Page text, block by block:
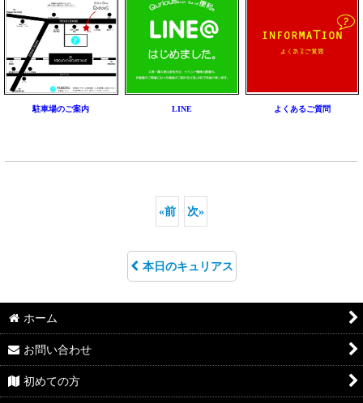
駐車場のご案内 LINE よくあるご質問
«前 次»
本日のキュリアス
ホーム
お問い合わせ
初めての方